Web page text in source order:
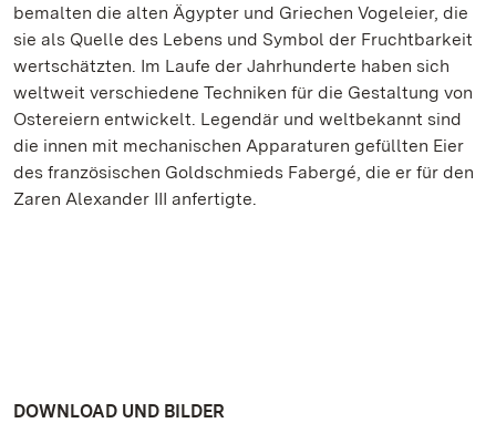
bemalten die alten Ägypter und Griechen Vogeleier, die
sie als Quelle des Lebens und Symbol der Fruchtbarkeit
wertschätzten. Im Laufe der Jahrhunderte haben sich
weltweit verschiedene Techniken für die Gestaltung von
Ostereiern entwickelt. Legendär und weltbekannt sind
die innen mit mechanischen Apparaturen gefüllten Eier
des französischen Goldschmieds Fabergé, die er für den
Zaren Alexander III anfertigte.
DOWNLOAD UND BILDER